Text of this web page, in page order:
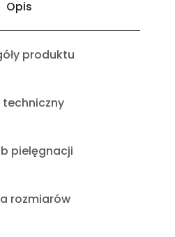
Opis
produktu
techniczny
pielęgnacji
rozmiarów